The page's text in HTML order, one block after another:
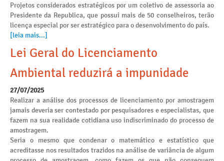
Projetos considerados estratégicos por um coletivo de assessoria ao
Presidente da Republica, que possui mais de 50 conselheiros, terão
licença especial por ser estratégico para o desenvolvimento do país.
[leia mais...]
Lei Geral do Licenciamento
Ambiental reduzirá a impunidade
27/07/2025
Realizar a análise dos processos de licenciamento por amostragem
jamais deveria ser contestado por pesquisadores e especialistas, que
fazem na sua realidade cotidiana uso indiscriminado do processo de
amostragem.
Seria o mesmo que condenar o matemático e estatístico que
acreditasse nos resultados trazidos na análise de variância de algum